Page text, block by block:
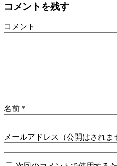
コメントを残す
コメント
名前 *
メールアドレス（公開はされま